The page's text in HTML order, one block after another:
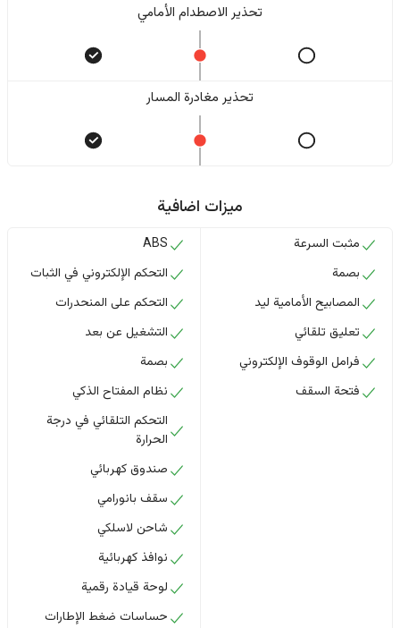
تحذير الاصطدام الأمامي
تحذير مغادرة المسار
ميزات اضافية
مثبت السرعة
بصمة
المصابيح الأمامية ليد
تعليق تلقائي
فرامل الوقوف الإلكتروني
فتحة السقف
ABS
التحكم الإلكتروني في الثبات
التحكم على المنحدرات
التشغيل عن بعد
بصمة
نظام المفتاح الذكي
التحكم التلقائي في درجة
الحرارة
صندوق كهربائي
سقف بانورامي
شاحن لاسلكي
نوافذ كهربائية
لوحة قيادة رقمية
حساسات ضغط الإطارات